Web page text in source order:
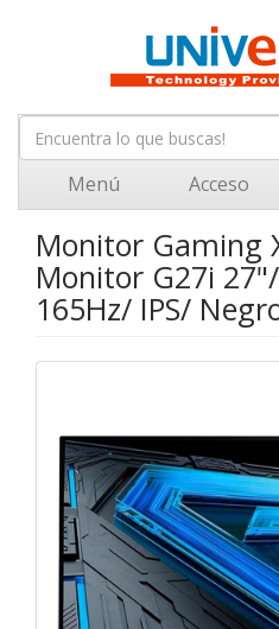
Menú Acceso
Monitor Gaming
Monitor G27i
165Hz/ IPS/